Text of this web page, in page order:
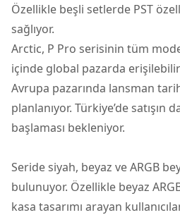
Özellikle beşli setlerde PST
sağlıyor.
Arctic, P Pro serisinin tüm
içinde global pazarda erişilebilir
Avrupa pazarında lansman
planlanıyor. Türkiye’de satışın
başlaması bekleniyor.
Seride siyah, beyaz ve ARGB
bulunuyor. Özellikle beyaz
kasa tasarımı arayan